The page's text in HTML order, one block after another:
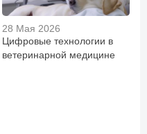
28 Мая 2026
Цифровые технологии в
ветеринарной медицине